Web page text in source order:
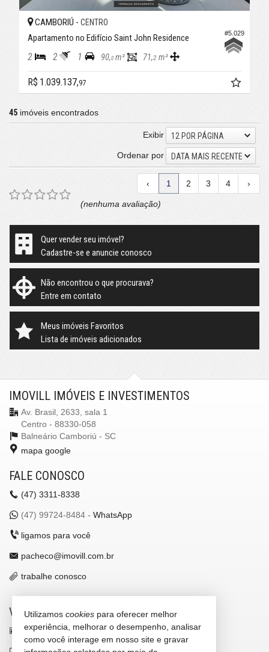
#5.029
CAMBORIÚ - CENTRO
Apartamento no Edifício Saint John Residence
2 2 1 90,0 m² 71,2 m²
R$ 1.039.137,97
45 imóveis encontrados
Exibir
12 POR PÁGINA
Ordenar por
DATA MAIS RECENTE
‹ 1 2 3 4 ›
(nenhuma avaliação)
Quer vender seu imóvel?
Cadastre-se e anuncie conosco
Não encontrou o que procurava?
Entre em contato
Meus imóveis Favoritos
Lista de imóveis adicionados
IMOVILL IMÓVEIS E INVESTIMENTOS
Av. Brasil, 2633, sala 1
Centro - 88330-058
Balneário Camboriú - SC
mapa google
FALE CONOSCO
(47) 3311-8338
(47) 99724-8484 - WhatsApp
ligamos para você
pacheco@imovill.com.br
trabalhe conosco
VEJA MAIS
receba nosso newsletter
Utilizamos cookies para oferecer melhor
experiência, melhorar o desempenho, analisar
como você interage em nosso site e gravar